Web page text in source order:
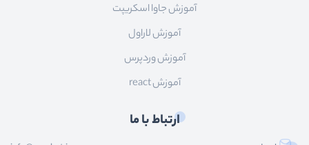
آموزش جاوا اسکریپت
آموزش لاراول
آموزش وردپرس
آموزش react
ارتباط با ما